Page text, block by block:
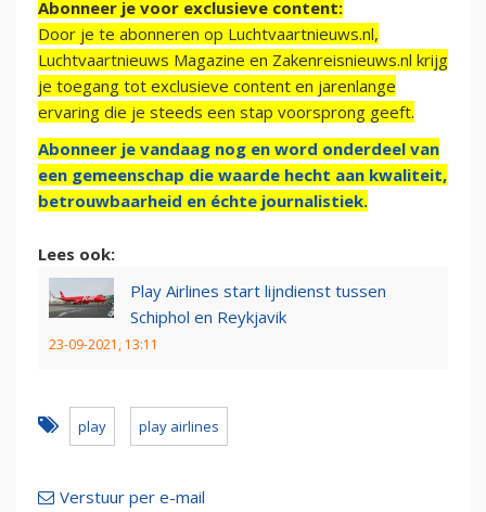
Abonneer je voor exclusieve content:
Door je te abonneren op Luchtvaartnieuws.nl,
Luchtvaartnieuws Magazine en Zakenreisnieuws.nl krijg
je toegang tot exclusieve content en jarenlange
ervaring die je steeds een stap voorsprong geeft.
Abonneer je vandaag nog en word onderdeel van
een gemeenschap die waarde hecht aan kwaliteit,
betrouwbaarheid en échte journalistiek.
Lees ook:
Play Airlines start lijndienst tussen
Schiphol en Reykjavik
23-09-2021, 13:11
play play airlines
Verstuur per e-mail